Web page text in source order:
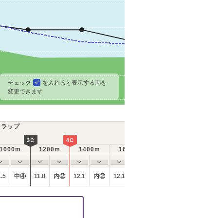
チェック
を入れると表示する馬を
変更できます
ラップ
1000m
3C
1200m
4C
1400m 1600m
中④ 11.8 内② 12.1 内② 12.1